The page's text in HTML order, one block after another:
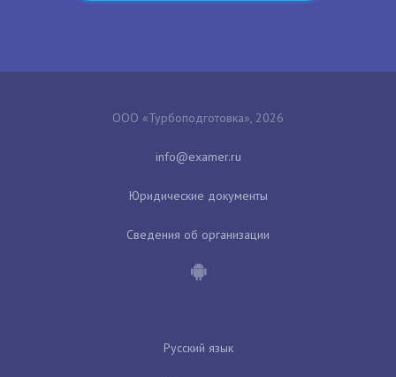
ООО «Турбоподготовка», 2026
Юридические документы
Сведения об организации
Русский язык